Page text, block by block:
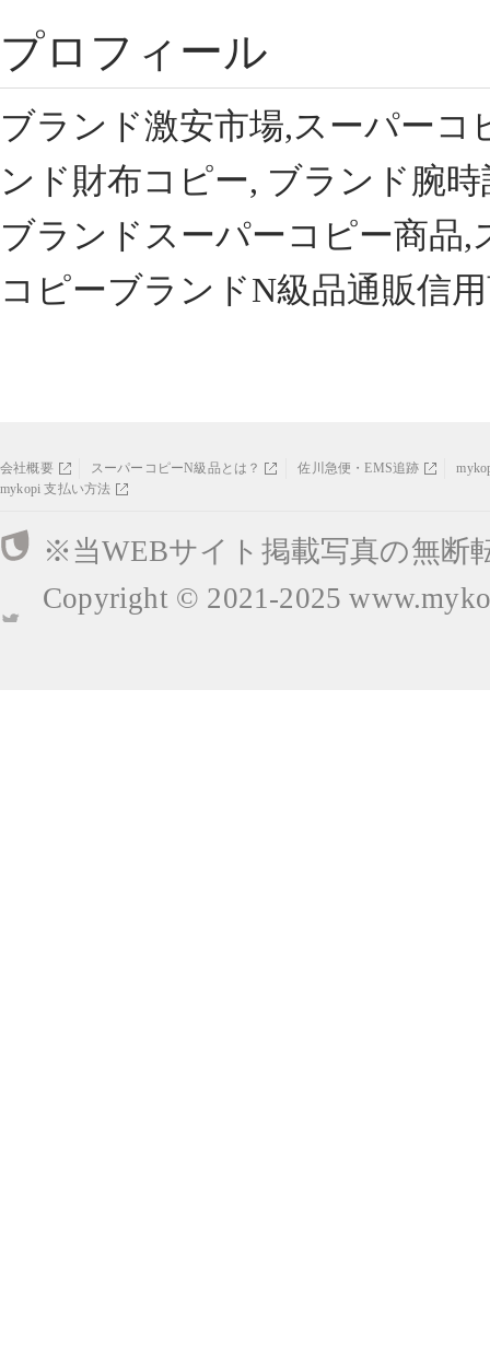
プロフィール
ブランド激安市場,スーパー
ンド財布コピー, ブランド腕
ブランドスーパーコピー商品
コピーブランドN級品通販信
会社概要 スーパーコピーN級品とは？ 佐川急便・EMS追跡
mykopi 支払い方法
※当WEBサイト掲載写真の無断
Copyright © 2021-2025